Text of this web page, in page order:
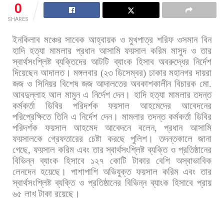
0
SHARES
ইনকিলাব মঞ্চের সাবেক আহ্বায়ক ও মুখপাত্র শরিফ ওসমান বিন
হাদি হত্যা মামলার প্রধান আসামি ফয়সাল করিম মাসুদ ও তার
স্বার্থসংশ্লিষ্ট ব্যক্তিদের আটটি ব্যাংক হিসাব অবরুদ্ধের নির্দেশ
দিয়েছেন আদালত। মঙ্গলবার (২৩ ডিসেম্বর) ঢাকার মহানগর দায়রা
জজ ও সিনিয়র বিশেষ জজ আদালতের অবকাশকালীন বিচারক মো.
আবদুল্লাহ আল মামুন এ নির্দেশ দেন। হাদি হত্যা মামলার তদন্ত
কর্মকর্তা
ডিবির পরিদর্শক ফয়সাল আহমেদের
আবেদনের
পরিপ্রেক্ষিতে তিনি এ নির্দেশ দেন। মামলার তদন্ত কর্মকর্তা ডিবির
পরিদর্শক
ফয়সাল আহমেদ আবেদনে বলেন,প্রধান
আসামি
ফয়সালকে গ্রেফতারের চেষ্টা করছে পুলিশ। তদন্তকালে জানা
গেছে, ফয়সাল করিম এবং তার স্বার্থসংশ্লিষ্ট ব্যক্তি ও প্রতিষ্ঠানের
বিভিন্ন ব্যাংক হিসাবে ১২৭ কোটি টাকার বেশি অস্বাভাবিক
লেনদেন হয়েছে। পাশাপাশি অভিযুক্ত ফয়সাল করিম এবং তার
স্বার্থসংশ্লিষ্ট ব্যক্তি ও প্রতিষ্ঠানের বিভিন্ন ব্যাংক হিসাবে প্রায়
৬৫ লাখ টাকা রয়েছে।